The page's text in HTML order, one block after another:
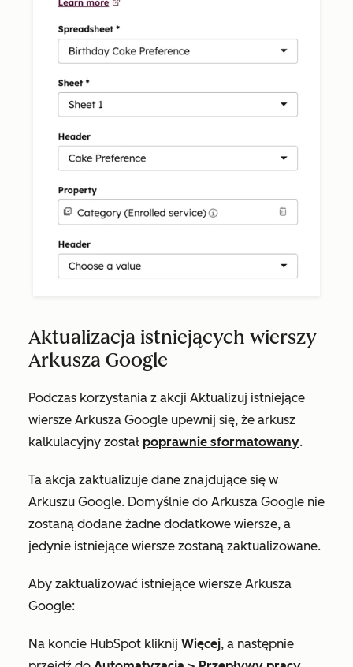
Aktualizacja istniejących wierszy
Arkusza Google
Podczas korzystania z akcji Aktualizuj istniejące
wiersze Arkusza Google upewnij się, że arkusz
kalkulacyjny został poprawnie sformatowany.
Ta akcja zaktualizuje dane znajdujące się w
Arkuszu Google. Domyślnie do Arkusza Google nie
zostaną dodane żadne dodatkowe wiersze, a
jedynie istniejące wiersze zostaną zaktualizowane.
Aby zaktualizować istniejące wiersze Arkusza
Google:
Na koncie HubSpot kliknij Więcej, a następnie